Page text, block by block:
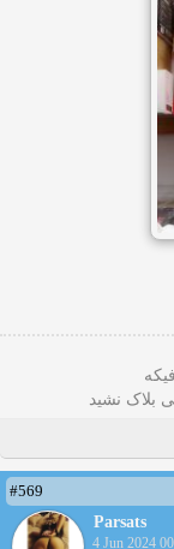
بلاک نشید
#569
Parsats
4 Jun 2024